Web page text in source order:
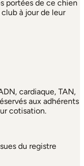
portées de ce chien
à jour de leur
cardiaque, TAN,
aux adhérents
cotisation.
du registre